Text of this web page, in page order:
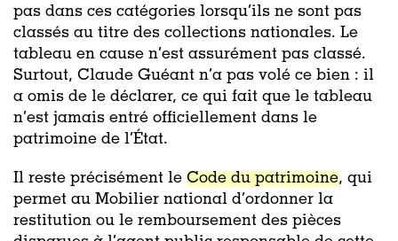
pas dans ces catégories lorsqu’ils ne sont pas
classés au titre des collections nationales. Le
tableau en cause n’est assurément pas classé.
Surtout, Claude Guéant n’a pas volé ce bien : il
a omis de le déclarer, ce qui fait que le tableau
n’est jamais entré officiellement dans le
patrimoine de l’État.
Il reste précisément le Code du patrimoine, qui
permet au Mobilier national d’ordonner la
restitution ou le remboursement des pièces